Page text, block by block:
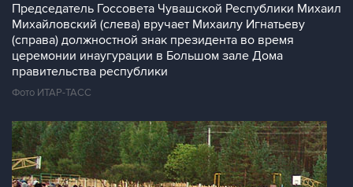
Председатель Госсовета Чувашской Республики Михаил
Михайловский (слева) вручает Михаилу Игнатьеву
(справа) должностной знак президента во время
церемонии инаугурации в Большом зале Дома
правительства республики
Фото ИТАР-ТАСС